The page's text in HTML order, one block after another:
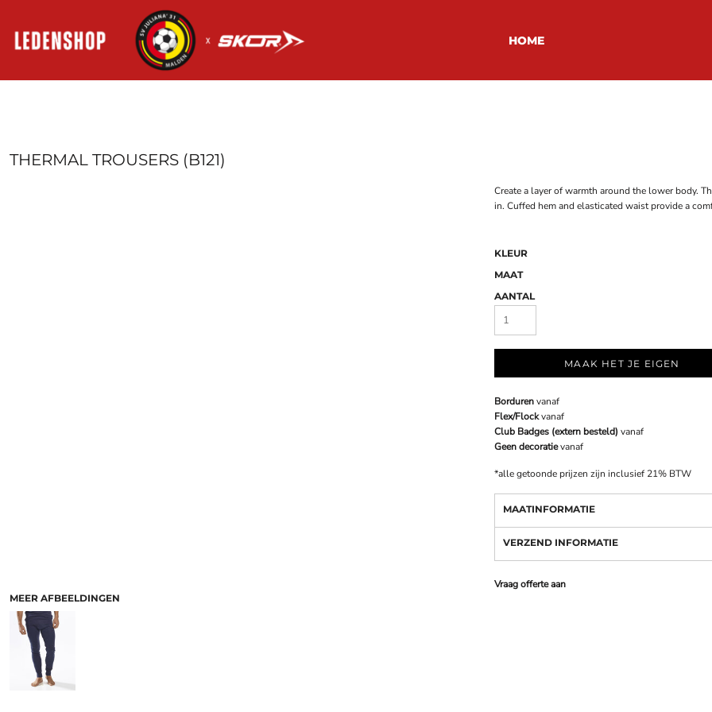
HOME
THERMAL TROUSERS (B121)
MEER AFBEELDINGEN
Create a layer of warmth around the lower body.
in. Cuffed hem and elasticated waist provide a
KLEUR
MAAT
AANTAL
MAAK HET JE EIGEN
Bordurenvanaf
Flex/Flockvanaf
Club Badges (extern besteld) vanaf
Geen decoratievanaf
*alle getoonde prijzen zijn inclusief 21% BTW
MAATINFORMATIE
VERZEND INFORMATIE
Vraag offerte aan
REGISTREER